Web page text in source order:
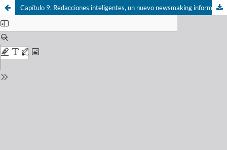
Capítulo 9. Redacciones inteligentes, un nuevo newsmaking informativo